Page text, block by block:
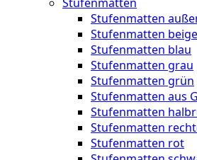
Stufenmatten
Stufenmatten beige
Stufenmatten blau
Stufenmatten grau
Stufenmatten grün
Stufenmatten aus
Stufenmatten
Stufenmatten
Stufenmatten rot